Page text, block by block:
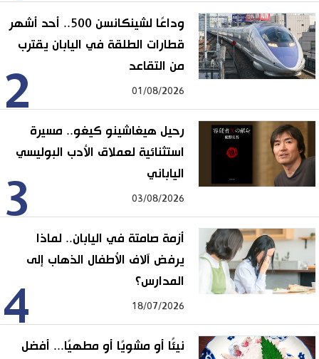
2
وداعًا لشينكانسن 500.. أحد أشهر
قطارات الطلقة في اليابان يقترب
من التقاعد
01/08/2026
3
رحيل هيغاشينو كيغو.. مسيرة
استثنائية لعملاق الأدب البوليسي
الياباني
03/08/2026
4
أزمة صامتة في اليابان.. لماذا
يرفض آلاف الأطفال الذهاب إلى
المدارس؟
18/07/2026
نيئًا أو مشويًا أو مطهيًا... أفضل